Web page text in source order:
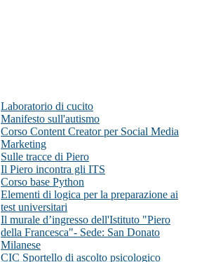
Laboratorio di cucito
Manifesto sull'autismo
Corso Content Creator per Social Media
Marketing
Sulle tracce di Piero
Il Piero incontra gli ITS
Corso base Python
Elementi di logica per la preparazione ai
test universitari
Il murale d’ingresso dell'Istituto "Piero
della Francesca"- Sede: San Donato
Milanese
CIC Sportello di ascolto psicologico